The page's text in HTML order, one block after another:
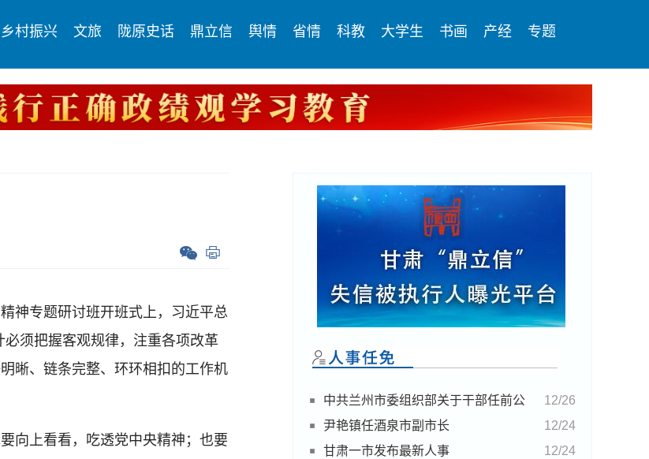
乡村振兴 文旅 陇原史话 鼎立信 舆情 省情 科教 大学生 书画 产经 专题
专题研讨班开班式上，习近平总
须把握客观规律，注重各项改革
晰、链条完整、环环相扣的工作机
上看看，吃透党中央精神；也要
12/26
中共兰州市委组织部关于干部任前公
示的公告
12/24
尹艳镇任酒泉市副市长
12/24
甘肃一市发布最新人事